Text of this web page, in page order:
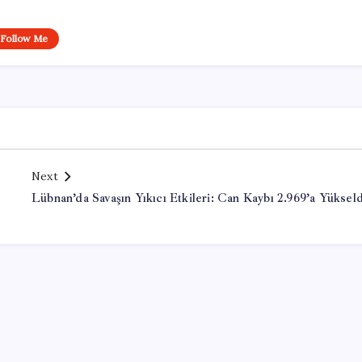
Follow Me
Next
Lübnan’da Savaşın Yıkıcı Etkileri: Can Kaybı 2.969’a